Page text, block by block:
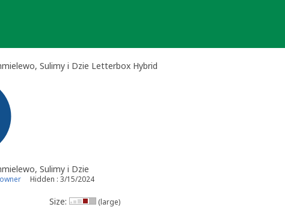
Sulimy i Dzie Letterbox Hybrid
Sulimy i Dzie
Hidden : 3/15/2024
Size: (large)